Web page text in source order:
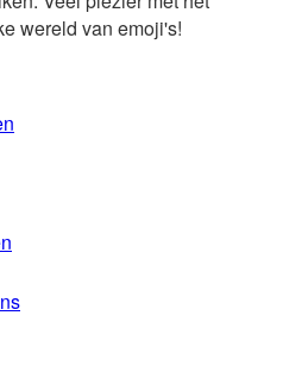
wereld van emoji's!